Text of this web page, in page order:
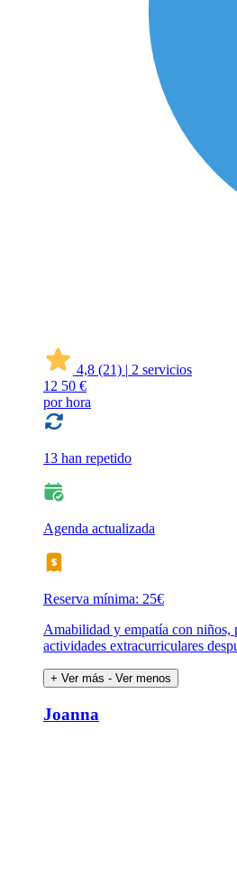
4,8 (21) | 2 servicios
12 50 €
por hora
13 han repetido
Agenda actualizada
Reserva mínima: 25€
Amabilidad y empatía con niños,
actividades extracurriculares
+ Ver más - Ver menos
Joanna